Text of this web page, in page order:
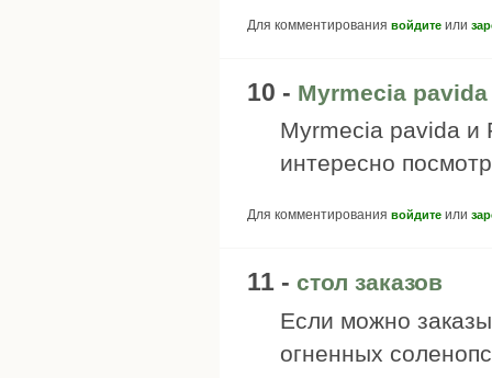
Для комментирования войдите или
10 - Myrmecia
Myrmecia pavida и
интересно
Для комментирования войдите или
11 - стол заказов
Если можно
огненных